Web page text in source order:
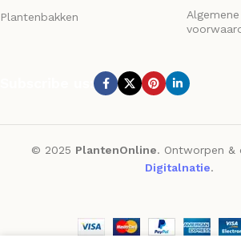
Plantenbakken
Algemene
© 2025 PlantenOnline. Ontworpen
Digitalnatie.